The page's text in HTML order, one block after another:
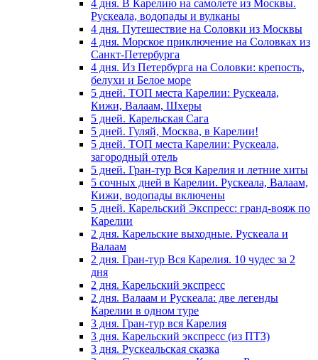
4 дня. В Карелию на самолете из Москвы.
Рускеала, водопады и вулканы
4 дня. Путешествие на Соловки из Москвы
4 дня. Морское приключение на Соловках из
Санкт-Петербурга
4 дня. Из Петербурга на Соловки: крепость,
белухи и Белое море
5 дней. ТОП места Карелии: Рускеала,
Кижи, Валаам, Шхеры
5 дней. Карельская Сага
5 дней. Гуляй, Москва, в Карелии!
5 дней. ТОП места Карелии: Рускеала,
загородный отель
5 дней. Гран-тур Вся Карелия и летние хиты
5 сочных дней в Карелии. Рускеала, Валаам,
Кижи, водопады включены
5 дней. Карельский Экспресс: гранд-вояж по
Карелии
2 дня. Карельские выходные. Рускеала и
Валаам
2 дня. Гран-тур Вся Карелия. 10 чудес за 2
дня
2 дня. Карельский экспресс
2 дня. Валаам и Рускеала: две легенды
Карелии в одном туре
3 дня. Гран-тур вся Карелия
3 дня. Карельский экспресс (из ПТЗ)
3 дня. Рускеальская сказка